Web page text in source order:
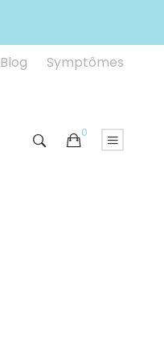
Blog Symptômes
0